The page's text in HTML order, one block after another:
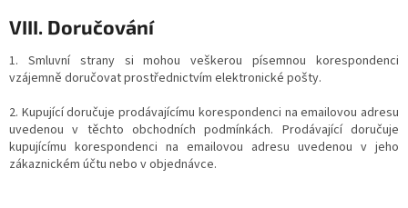
VIII. Doručování
1. Smluvní strany si mohou veškerou písemnou korespondenci
vzájemně doručovat prostřednictvím elektronické pošty.
2. Kupující doručuje prodávajícímu korespondenci na emailovou adresu
uvedenou v těchto obchodních podmínkách. Prodávající doručuje
kupujícímu korespondenci na emailovou adresu uvedenou v jeho
zákaznickém účtu nebo v objednávce.